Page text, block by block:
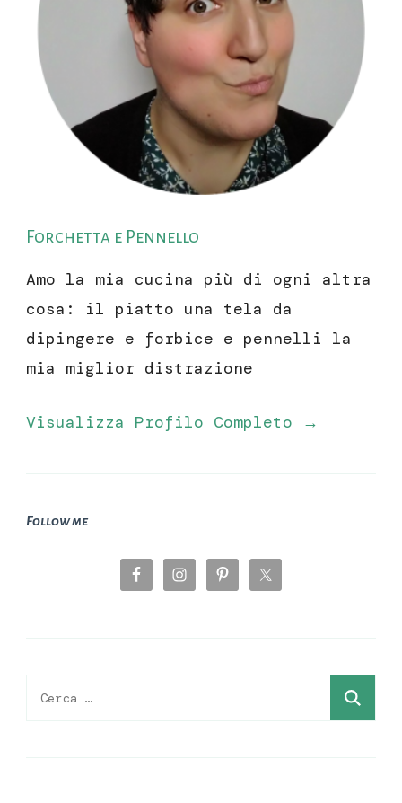
Forchetta e Pennello
Amo la mia cucina più di ogni altra
cosa: il piatto una tela da
dipingere e forbice e pennelli la
mia miglior distrazione
Visualizza Profilo Completo →
Follow me
Ricerca